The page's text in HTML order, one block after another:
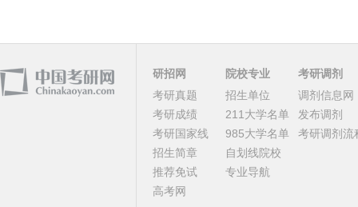
研招网
考研真题
考研成绩
考研国家线
招生简章
推荐免试
高考网
院校专业
招生单位
211大学名单
985大学名单
自划线院校
专业导航
考研调剂
调剂信息网
发布调剂
考研调剂流